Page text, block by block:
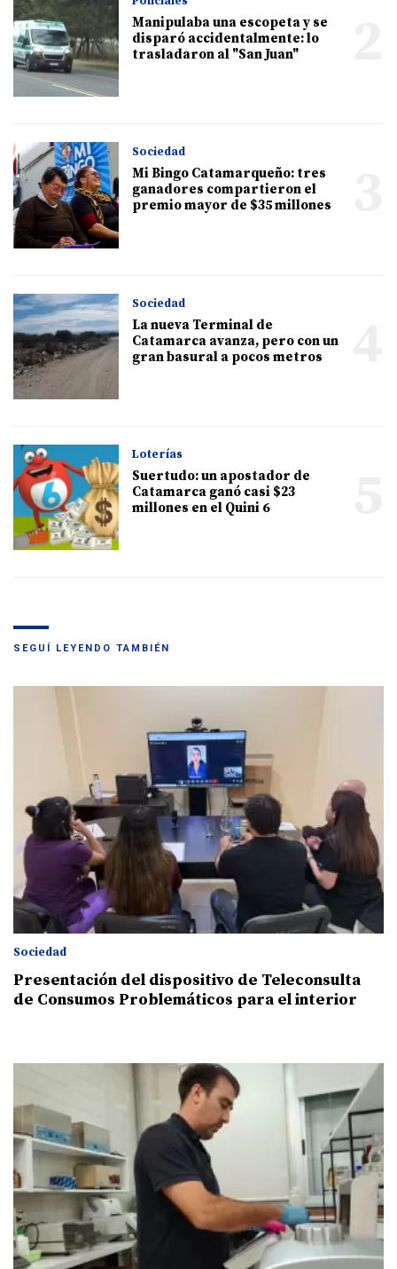
Manipulaba una escopeta y se
disparó accidentalmente: lo
trasladaron al "San Juan"
Sociedad
Mi Bingo Catamarqueño: tres
ganadores compartieron el
premio mayor de $35 millones
Sociedad
La nueva Terminal de
Catamarca avanza, pero con un
gran basural a pocos metros
Loterías
Suertudo: un apostador de
Catamarca ganó casi $23
millones en el Quini 6
SEGUÍ LEYENDO TAMBIÉN
Sociedad
Presentación del dispositivo de Teleconsulta
de Consumos Problemáticos para el interior